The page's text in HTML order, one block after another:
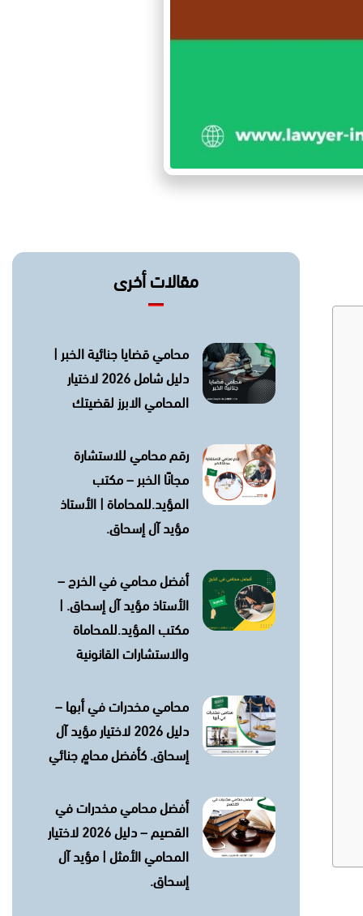
مقالات أخرى
محامي قضايا جنائية الخبر |
دليل شامل 2026 لاختيار
المحامي الابرز لقضيتك
رقم محامي للاستشارة
مجانًا الخبر – مكتب
المؤيد.للمحاماة | الأستاذ
مؤيد آل إسحاق.
أفضل محامي في الخرج –
الأستاذ مؤيد آل إسحاق. |
مكتب المؤيد.للمحاماة
والاستشارات القانونية
محامي مخدرات في أبها –
دليل 2026 لاختيار مؤيد آل
إسحاق. كأفضل محامٍ جنائي
أفضل محامي مخدرات في
القصيم – دليل 2026 لاختيار
المحامي الأمثل | مؤيد آل
إسحاق.